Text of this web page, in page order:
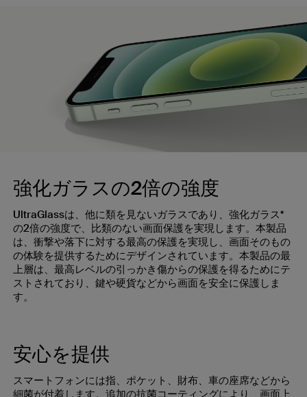
強化ガラスの2倍の強度
UltraGlassは、他に類を見ないガラスであり、強化ガラス*
の2倍の強度で、比類のない画面保護を実現します。本製品
は、衝撃や落下に対する最高の保護を実現し、画面そのもの
の体験を提供するためにデザインされています。本製品の最
上層は、最高レベルの引っかき傷からの保護を得るためにテ
ストされており、鍵や硬貨などから画面を安全に保護しま
す。
安心を提供
スマートフォンには指、ポケット、財布、車の座席などから